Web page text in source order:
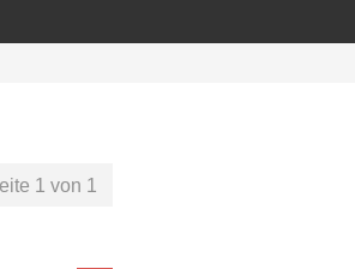
1 von 1